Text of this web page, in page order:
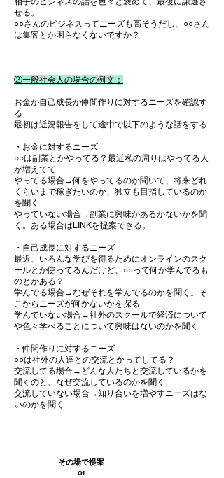
せる。
○○さんのビジネスってニーズも高そうだし、○○さん
は集客とか困らなくないですか？
②一般社会人の場合の例文：
お金か自己成長か仲間作りに対するニーズを確認す
る
​最初は近況報告をして途中で以下のような話をする
・お金に対するニーズ
○○は副業とかやってる？最近私の周りはやってる人
が増えてて
やってる場合→何をやってるのか聞いて、将来どれ
くらいまで稼ぎたいのか、独立も目指しているのか
を聞く
やっていない場合→副業に興味があるかないかを聞
く。ある場合はLINKを提案できる。
・自己成長に対するニーズ
最近、いろんな学びを得るためにオンラインのスク
ールとか使ってるんだけど、○○って何か学んでるも
のとかある？
学んでる場合→なぜそれを学んでるのかを聞く。そ
こからニーズが何かないかを探る
学んでいない場合→社外のスクールで経済について
や色々学べることについて興味はないのかを聞く
・仲間作りに対するニーズ
○○は社外の人達との交流とかってしてる？
交流してる場合→どんな人たちと交流しているかを
聞くのと、なぜ交流しているのかを聞く
交流していない場合→知り合いを増やすニーズはな
いのかを聞く
​その場で提案
or